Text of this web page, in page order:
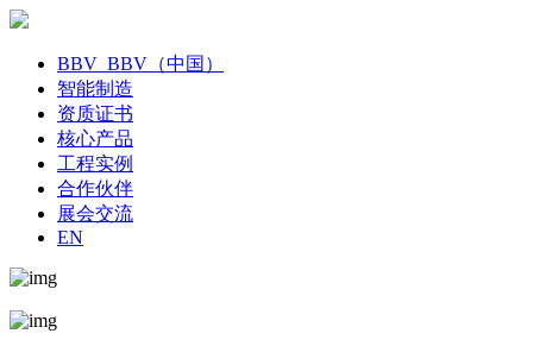
BBV_BBV（中国）
智能制造
资质证书
核心产品
工程实例
合作伙伴
展会交流
EN